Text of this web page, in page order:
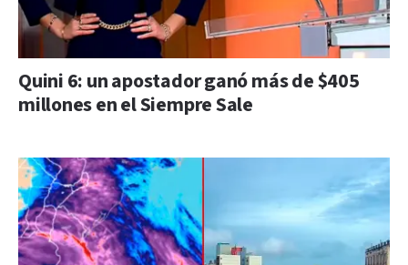
Quini 6: un apostador ganó más de $405
millones en el Siempre Sale